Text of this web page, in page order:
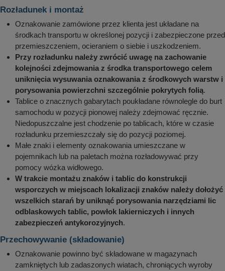
Rozładunek i montaż
Oznakowanie zamówione przez klienta jest układane na
środkach transportu w określonej pozycji i zabezpieczone przed
przemieszczeniem, ocieraniem o siebie i uszkodzeniem.
Przy rozładunku należy zwrócić uwagę na zachowanie
kolejności zdejmowania z środka transportowego celem
uniknięcia wysuwania oznakowania z środkowych warstw i
porysowania powierzchni szczególnie pokrytych folią.
Tablice o znacznych gabarytach poukładane równolegle do burt
samochodu w pozycji pionowej należy zdejmować ręcznie.
Niedopuszczalne jest chodzenie po tablicach, które w czasie
rozładunku przemieszczały się do pozycji poziomej.
Małe znaki i elementy oznakowania umieszczane w
pojemnikach lub na paletach można rozładowywać przy
pomocy wózka widłowego.
W trakcie montażu znaków i tablic do konstrukcji
wsporczych w miejscach lokalizacji znaków należy dołożyć
wszelkich starań by uniknąć porysowania narzędziami lic
odblaskowych tablic, powłok lakierniczych i innych
zabezpieczeń antykorozyjnych.
Przechowywanie (składowanie)
Oznakowanie powinno być składowane w magazynach
zamkniętych lub zadaszonych wiatach, chroniących wyroby